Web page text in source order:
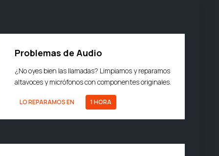
Problemas de Audio
¿No oyes bien las llamadas? Limpiamos y reparamos
altavoces y micrófonos con componentes originales.
LO REPARAMOS EN 1 HORA